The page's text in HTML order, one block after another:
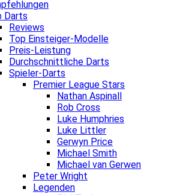
Darts
Reviews
Top Einsteiger-Modelle
Preis-Leistung
Durchschnittliche Darts
Spieler-Darts
Premier League Stars
Nathan Aspinall
Rob Cross
Luke Humphries
Luke Littler
Gerwyn Price
Michael Smith
Michael van Gerwen
Peter Wright
Legenden